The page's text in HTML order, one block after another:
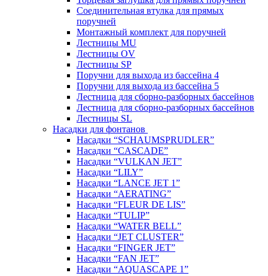
Соединительная втулка для прямых
поручней
Монтажный комплект для поручней
Лестницы MU
Лестницы OV
Лестницы SP
Поручни для выхода из бассейна 4
Поручни для выхода из бассейна 5
Лестница для сборно-разборных бассейнов
Лестница для сборно-разборных бассейнов
Лестницы SL
Насадки для фонтанов
Насадки “SCHAUMSPRUDLER”
Насадки “CASCADE”
Насадки “VULKAN JET”
Насадки “LILY”
Насадки “LANCE JET 1”
Насадки “AERATING”
Насадки “FLEUR DE LIS”
Насадки “TULIP”
Насадки “WATER BELL”
Насадки “JET CLUSTER”
Насадки “FINGER JET”
Насадки “FAN JET”
Насадки “AQUASCAPE 1”